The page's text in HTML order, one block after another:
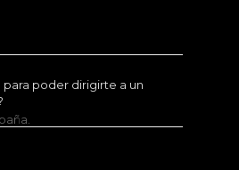
para poder dirigirte a un